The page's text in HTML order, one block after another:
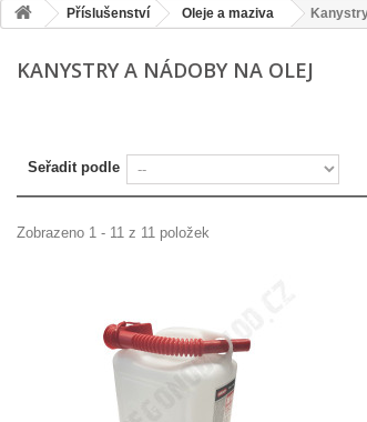
Příslušenství Oleje a maziva
KANYSTRY A NÁDOBY NA OLEJ
Seřadit podle
Zobrazeno 1 - 11 z 11 položek